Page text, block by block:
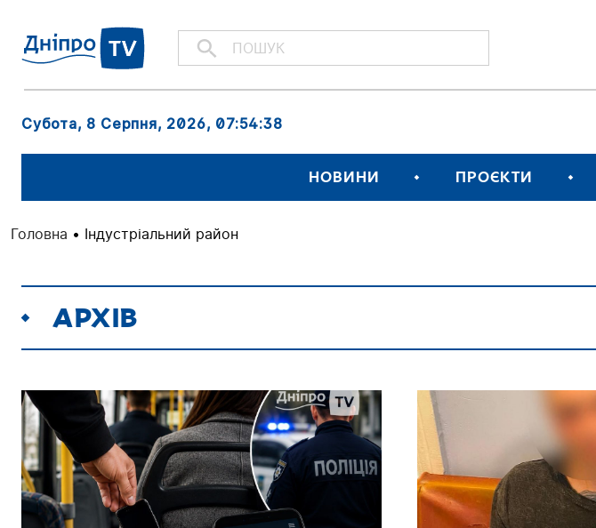
Субота, 8 Серпня, 2026, 07:54:40
НОВИНИ ПРОЄКТИ
Головна • Індустріальний район
АРХІВ